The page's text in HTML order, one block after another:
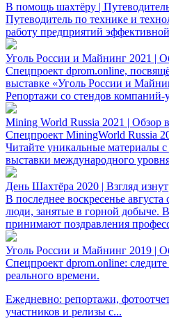
В помощь шахтёру |
Путеводитель по технике и
работу предприятий
Уголь России и Майнинг 2021 |
Спецпроект dprom.online,
выставке «Уголь России и
Репортажи со стендов компаний-
Mining World Russia 2021 | Обзор
Спецпроект MiningWorld Russia
Читайте уникальные материалы
выставки международного
День Шахтёра 2020 | Взгляд
В последнее воскресенье
люди, занятые в горной добыче.
принимают поздравления
Уголь России и Майнинг 2019 |
Спецпроект dprom.online:
реального времени.
Ежедневно: репортажи,
участников и релизы с...